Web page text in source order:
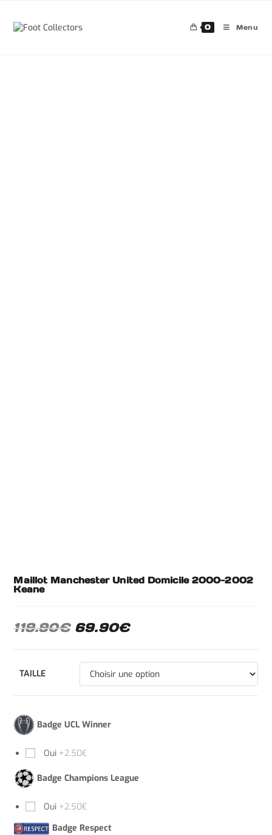
0 Menu
Maillot Manchester United Domicile 2000-2002
Keane
119.90€ 69.90€
TAILLE
Badge UCL Winner
Oui +2.50€
Badge Champions League
Oui +2.50€
Badge Respect